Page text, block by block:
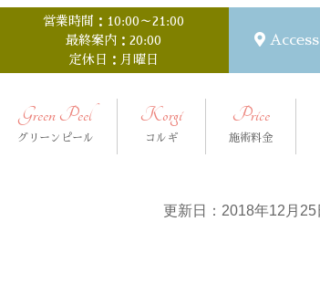
営業時間：10:00～21:00
最終案内：20:00
定休日：月曜日
Access
Green Peel
グリーンピール
Korgi
コルギ
Price
施術料金
更新日：2018年12月25